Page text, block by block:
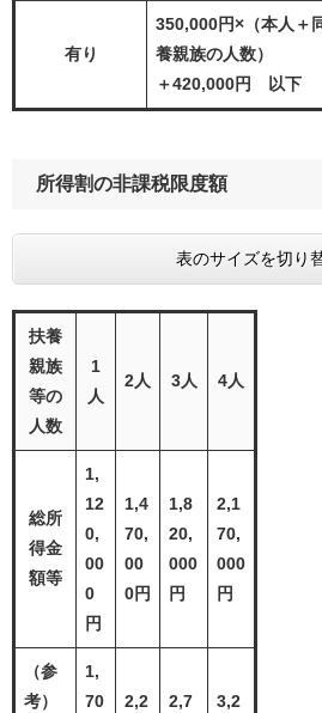
有り
350,000円×（本人＋
養親族の人数）
＋420,000円 以下
所得割の非課税限度額
表のサイズを切り
扶養
親族
等の
人数
1
人
2人 3人 4人
総所
得金
額等
1,
12
0,
00
0
円
1,4
70,
00
0円
1,8
20,
000
円
2,1
70,
000
円
（参
考）
1,
70
2,2
2,7
3,2